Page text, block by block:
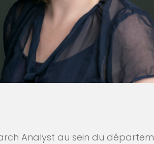
Analyst au sein du